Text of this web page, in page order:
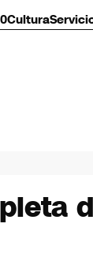
Cultura